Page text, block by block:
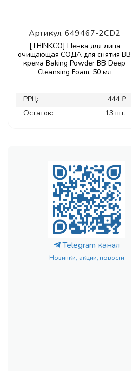
Артикул.649467-2CD2
[THINKCO] Пенка для лица
очищающая СОДА для снятия ВВ
крема Baking Powder ВВ Deep
Cleansing Foam, 50 мл
РРЦ:
444 ₽
Остаток:
13 шт.
Telegram канал
Новинки, акции, новости